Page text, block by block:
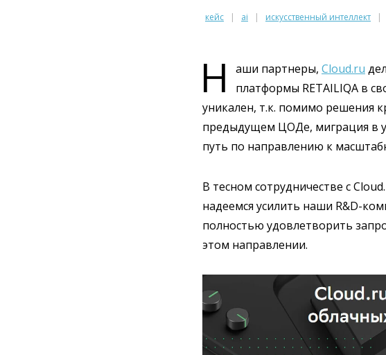
кейс ai искусственный интеллект
Н аши партнеры, Cloud.ru
платформы RETAILIQA в
уникален, т.к. помимо решения
предыдущем ЦОДе, миграция в
путь по направлению к
В тесном сотрудничестве с
надеемся усилить наши R&D-
полностью удовлетворить
этом направлении.